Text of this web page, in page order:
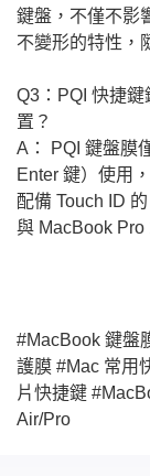
鍵盤，不僅不影
不變形的特性，
Q3：PQI 快捷
置？
A： PQI 鍵盤膜
Enter 鍵）使用
配備 Touch ID
與 MacBook Pro
#MacBook 鍵盤
護膜 #Mac 常用
片快捷鍵
Air/Pro